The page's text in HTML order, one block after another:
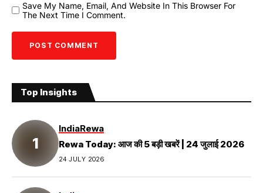
Save My Name, Email, And Website In This Browser For
The Next Time I Comment.
Top Insights
IndiaRewa
Rewa Today: आज की 5 बड़ी खबरें | 24 जुलाई 2026
24 JULY 2026